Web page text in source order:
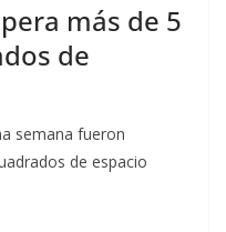
más de 5
de
semana fueron
de espacio